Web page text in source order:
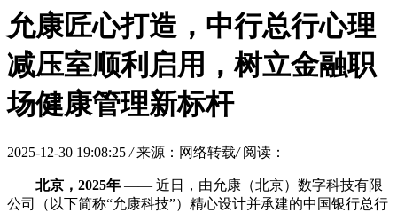
允康匠心打造，中行总行心理
减压室顺利启用，树立金融职
场健康管理新标杆
2025-12-30 19:08:25 / 来源：网络转载/ 阅读：
北京，2025年 —— 近日，由允康（北京）数字科技有限
公司（以下简称“允康科技”）精心设计并承建的中国银行总行